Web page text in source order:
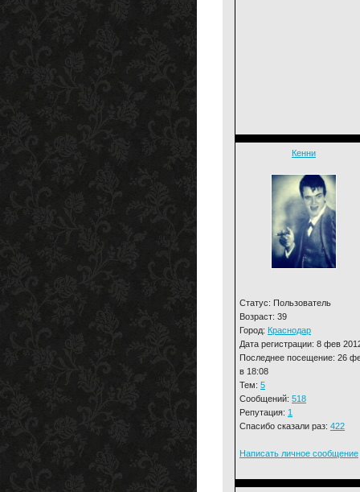
Кенни
Статус: Пользователь
Возраст: 39
Город: Краснодар
Дата регистрации: 8 фев
Последнее посещение: 26
в 18:08
Тем: 5
Сообщений: 518
Репутация: 1
Спасибо сказали раз: 422
Написать личное сообщение